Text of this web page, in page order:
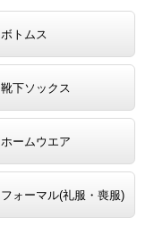
ボトムス
靴下ソックス
ホームウエア
フォーマル(礼服・喪服)